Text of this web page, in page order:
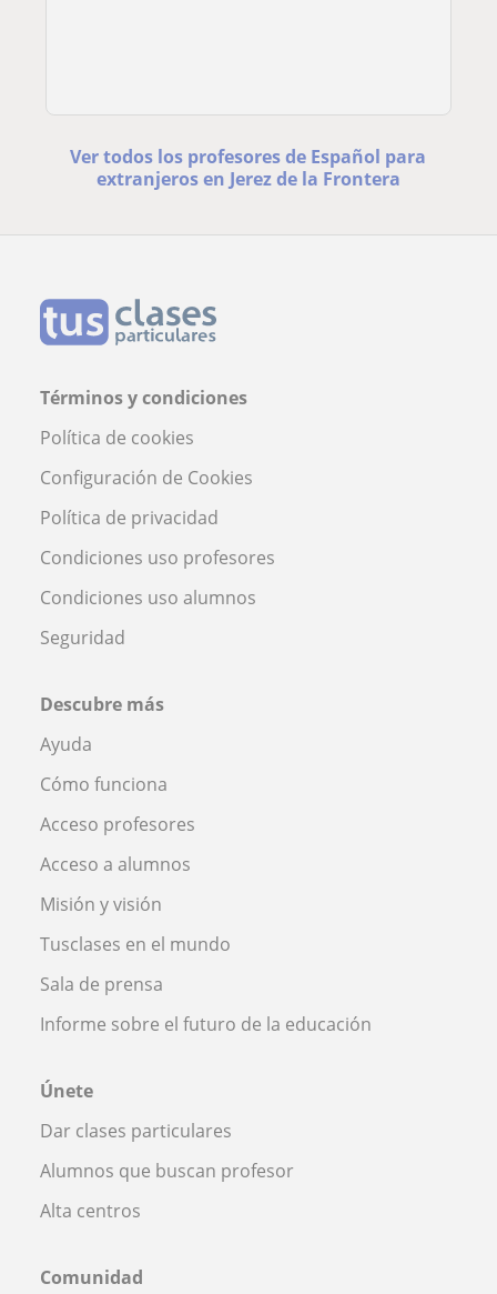
Ver todos los profesores de Español para
extranjeros en Jerez de la Frontera
Términos y condiciones
Política de cookies
Configuración de Cookies
Política de privacidad
Condiciones uso profesores
Condiciones uso alumnos
Seguridad
Descubre más
Ayuda
Cómo funciona
Acceso profesores
Acceso a alumnos
Misión y visión
Tusclases en el mundo
Sala de prensa
Informe sobre el futuro de la educación
Únete
Dar clases particulares
Alumnos que buscan profesor
Alta centros
Comunidad